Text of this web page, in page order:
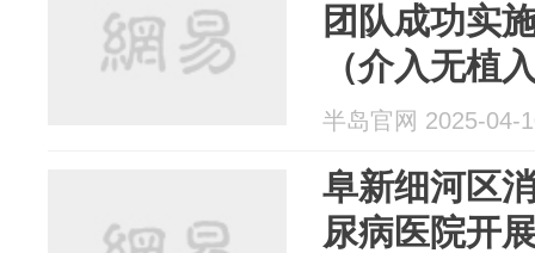
团队成功实
（介入无植
半岛官网 2025-04-
阜新细河区
尿病医院开